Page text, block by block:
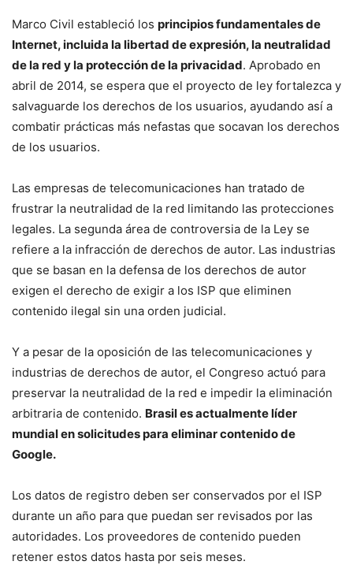
Marco Civil estableció los principios fundamentales de
Internet, incluida la libertad de expresión, la neutralidad
de la red y la protección de la privacidad. Aprobado en
abril de 2014, se espera que el proyecto de ley fortalezca y
salvaguarde los derechos de los usuarios, ayudando así a
combatir prácticas más nefastas que socavan los derechos
de los usuarios.
Las empresas de telecomunicaciones han tratado de
frustrar la neutralidad de la red limitando las protecciones
legales. La segunda área de controversia de la Ley se
refiere a la infracción de derechos de autor. Las industrias
que se basan en la defensa de los derechos de autor
exigen el derecho de exigir a los ISP que eliminen
contenido ilegal sin una orden judicial.
Y a pesar de la oposición de las telecomunicaciones y
industrias de derechos de autor, el Congreso actuó para
preservar la neutralidad de la red e impedir la eliminación
arbitraria de contenido. Brasil es actualmente líder
mundial en solicitudes para eliminar contenido de
Google.
Los datos de registro deben ser conservados por el ISP
durante un año para que puedan ser revisados ​​por las
autoridades. Los proveedores de contenido pueden
retener estos datos hasta por seis meses.